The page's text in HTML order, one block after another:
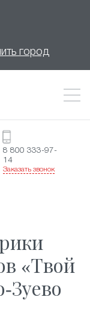
город
8 800 333-97-
14
Заказать звонок
«Твой
Зуево